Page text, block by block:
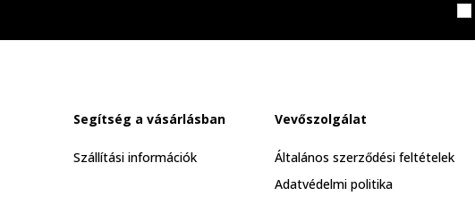
Segítség a vásárlásban
Szállítási információk
Vevőszolgálat
Általános szerződési feltételek
Adatvédelmi politika